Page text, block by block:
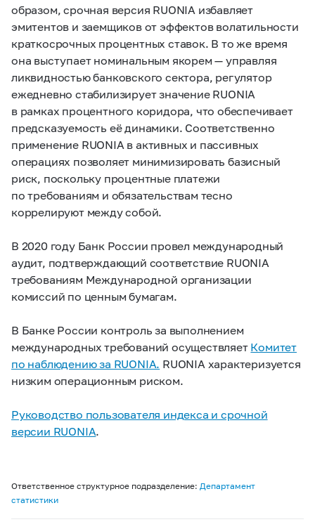
образом, срочная версия RUONIA избавляет
эмитентов и заемщиков от эффектов волатильности
краткосрочных процентных ставок. В то же время
она выступает номинальным якорем — управляя
ликвидностью банковского сектора, регулятор
ежедневно стабилизирует значение RUONIA
в рамках процентного коридора, что обеспечивает
предсказуемость её динамики. Соответственно
применение RUONIA в активных и пассивных
операциях позволяет минимизировать базисный
риск, поскольку процентные платежи
по требованиям и обязательствам тесно
коррелируют между собой.
В 2020 году Банк России провел международный
аудит, подтверждающий соответствие RUONIA
требованиям Международной организации
комиссий по ценным бумагам.
В Банке России контроль за выполнением
международных требований осуществляет Комитет
по наблюдению за RUONIA. RUONIA характеризуется
низким операционным риском.
Руководство пользователя индекса и срочной
версии RUONIA.
Ответственное структурное подразделение: Департамент
статистики